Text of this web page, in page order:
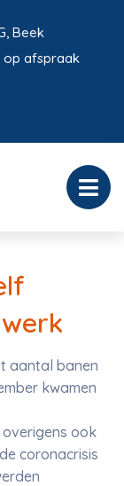
Beek
op afspraak
aantal banen
kwamen
ook
coronacrisis